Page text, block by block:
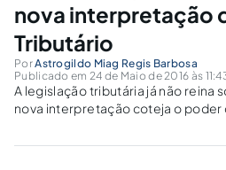
nova interpretação
Tributário
PorAstrogildo Miag Regis Barbosa
Publicado em 24 de Maio de 2016 às
A legislação tributária já não reina
nova interpretação coteja o
interpretação constitucional,